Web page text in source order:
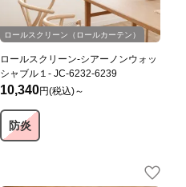
JCオリジナル
ロールスクリーン（ロールカーテン）
ロールスクリーン-シアーノンウォッ
シャブル１- JC-6232-6239
10,340円(税込)～
防炎